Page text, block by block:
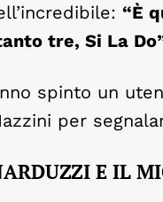
“È
tre, Si La
spinto un
per
E IL